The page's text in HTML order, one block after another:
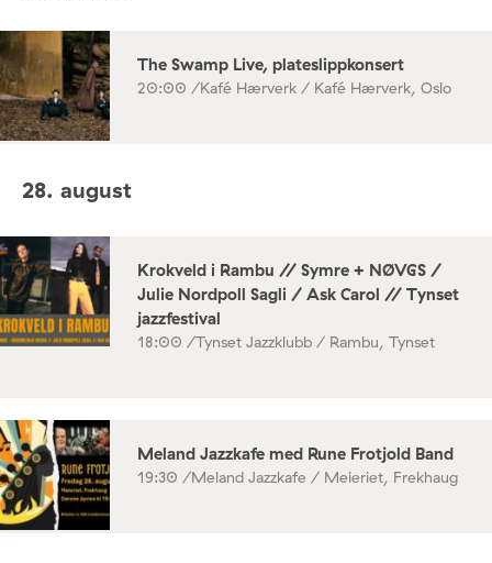
The Swamp Live, plateslippkonsert
20:00 /Kafé Hærverk / Kafé Hærverk, Oslo
28. august
Krokveld i Rambu // Symre + NØVGS /
Julie Nordpoll Sagli / Ask Carol // Tynset
jazzfestival
18:00 /Tynset Jazzklubb / Rambu, Tynset
Meland Jazzkafe med Rune Frotjold Band
19:30 /Meland Jazzkafe / Meieriet, Frekhaug